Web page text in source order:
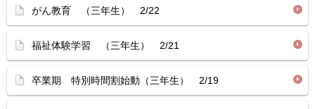
がん教育 （三年生） 2/22
福祉体験学習 （三年生） 2/21
卒業期 特別時間割始動（三年生） 2/19